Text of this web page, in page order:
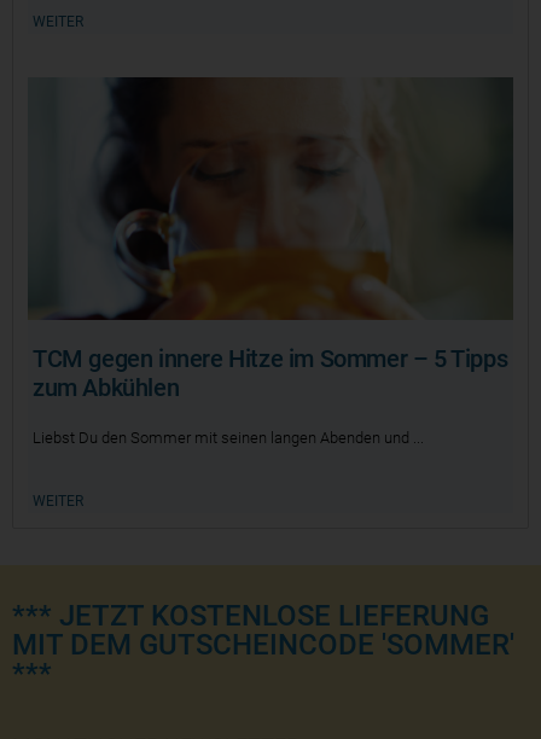
WEITER
TCM gegen innere Hitze im Sommer – 5 Tipps
zum Abkühlen
Liebst Du den Sommer mit seinen langen Abenden und
WEITER
*** JETZT KOSTENLOSE LIEFERUNG
MIT DEM GUTSCHEINCODE 'SOMMER'
***